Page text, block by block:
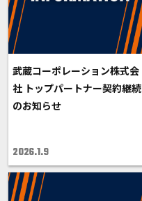
武蔵コーポレーション株式会
社 トップパートナー契約継続
のお知らせ
2026.1.9